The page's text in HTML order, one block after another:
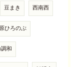
豆まき 西南西
ひろのぶ
和